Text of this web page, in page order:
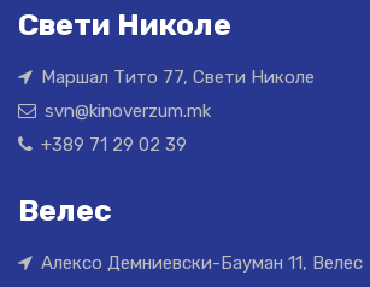
Свети Николе
Маршал Тито 77, Свети Николе
svn@kinoverzum.mk
+389 71 29 02 39
Велес
Алексо Демниевски-Бауман 11, Велес